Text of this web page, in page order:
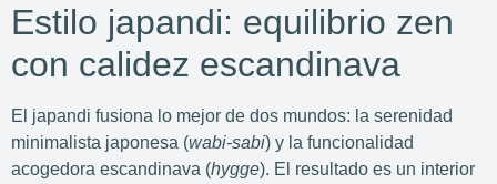
Estilo japandi: equilibrio zen
con calidez escandinava
El japandi fusiona lo mejor de dos mundos: la serenidad
minimalista japonesa (wabi-sabi) y la funcionalidad
acogedora escandinava (hygge). El resultado es un interior